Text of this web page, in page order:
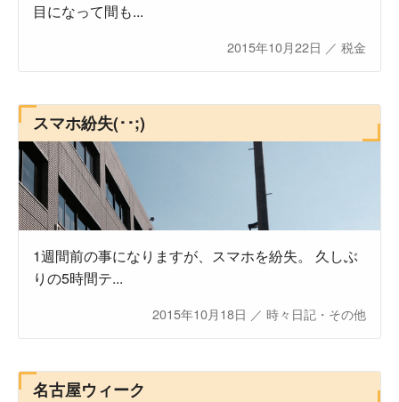
目になって間も...
2015年10月22日 ／ 税金
スマホ紛失(･･;)
1週間前の事になりますが、スマホを紛失。 久しぶ
りの5時間テ...
2015年10月18日 ／ 時々日記・その他
名古屋ウィーク